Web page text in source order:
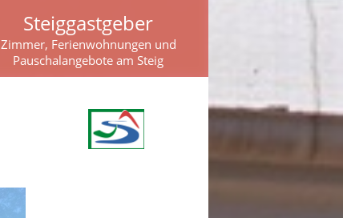
Steiggastgeber
Zimmer, Ferienwohnungen und
Pauschalangebote am Steig